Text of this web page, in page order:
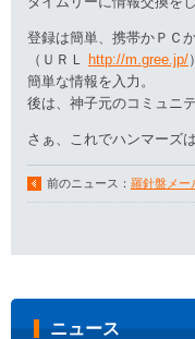
登録は簡単、携帯かＰＣ
（ＵＲＬ
http://m.gree.jp/）
簡単な情報を入力。
後は、神子元のコミュニ
さぁ、これでハンマーズ
前のニュース： 羅針盤メー
ニュース